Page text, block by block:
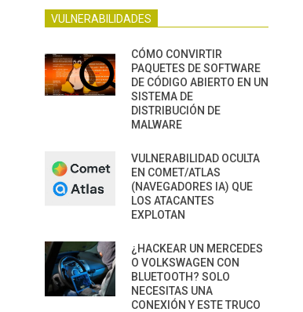
VULNERABILIDADES
CÓMO CONVIRTIR
PAQUETES DE SOFTWARE
DE CÓDIGO ABIERTO EN UN
SISTEMA DE
DISTRIBUCIÓN DE
MALWARE
VULNERABILIDAD OCULTA
EN COMET/ATLAS
(NAVEGADORES IA) QUE
LOS ATACANTES
EXPLOTAN
¿HACKEAR UN MERCEDES
O VOLKSWAGEN CON
BLUETOOTH? SOLO
NECESITAS UNA
CONEXIÓN Y ESTE TRUCO